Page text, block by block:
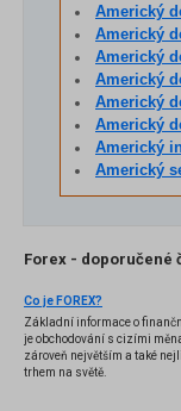
Americký
Americký
Americký
Americký
Americký
Americký
Americký
Americký
Forex - doporučené
Co je FOREX?
Základní informace o
je obchodování s cizími
zároveň největším a také
trhem na světě.